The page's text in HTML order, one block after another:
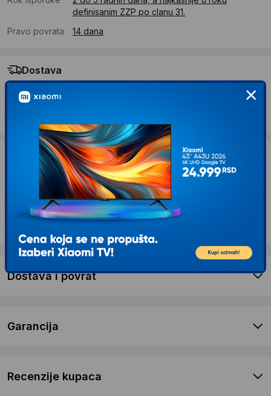
definisanim ZZP po clanu 31.
Pravo povrata
14 dana
Dostava
Standardna dostava se očekuje u roku od 2 do 5 radnih
dana
Želite li ponudu za firmu?
Kontaktirajte nas
Opis proizvoda HOME Štapna lemilica 60W
Dostava i povrat
Garancija
Recenzije kupaca